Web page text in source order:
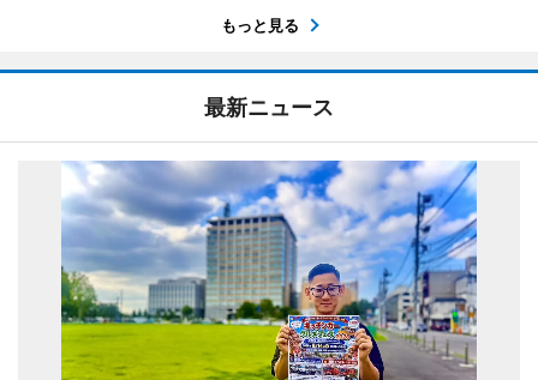
もっと見る
最新ニュース